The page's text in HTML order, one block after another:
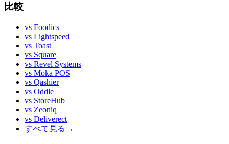
比較
vs Foodics
vs Lightspeed
vs Toast
vs Square
vs Revel Systems
vs Moka POS
vs Qashier
vs Oddle
vs StoreHub
vs Zeoniq
vs Deliverect
すべて見る →